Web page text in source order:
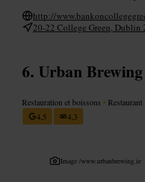
http://
20-22 College Green, Dublin
Urban Brewing
Restauration et boissons • Restaurant
4,5
4,3
Image /www.urbanbrewing.ie